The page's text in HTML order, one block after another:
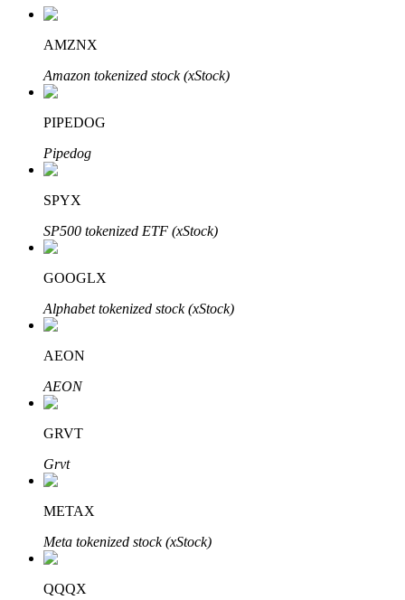
Inversión automática
Obtenga ganancias a largo plazo e intereses flexibles
Aprender Staking
AMZNX
Amazon tokenized stock (xStock)
PIPEDOG
Pipedog
SPYX
SP500 tokenized ETF (xStock)
GOOGLX
Alphabet tokenized stock (xStock)
AEON
AEON
GRVT
Grvt
METAX
Meta tokenized stock (xStock)
QQQX